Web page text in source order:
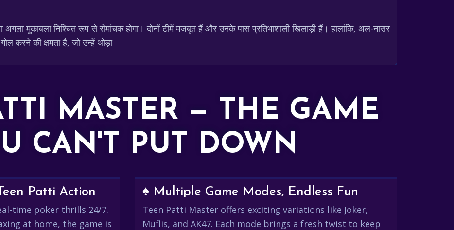
मुकाबला निश्चित रूप से रोमांचक होगा। दोनों टीमें मजबूत हैं और उनके पास प्रतिभाशाली खिलाड़ी हैं। हालांकि, अल-नासर
करने की क्षमता है, जो उन्हें थोड़ा
MASTER — THE GAME
CAN'T PUT DOWN
Patti Action
time poker thrills 24/7.
at home, the game is
♠️ Multiple Game Modes, Endless Fun
Teen Patti Master offers exciting variations like Joker,
Muflis, and AK47. Each mode brings a fresh twist to keep